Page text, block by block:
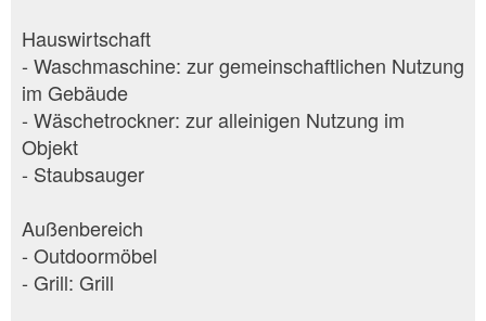
Hauswirtschaft
- Waschmaschine: zur gemeinschaftlichen Nutzung
im Gebäude
- Wäschetrockner: zur alleinigen Nutzung im
Objekt
- Staubsauger
Außenbereich
- Outdoormöbel
- Grill: Grill